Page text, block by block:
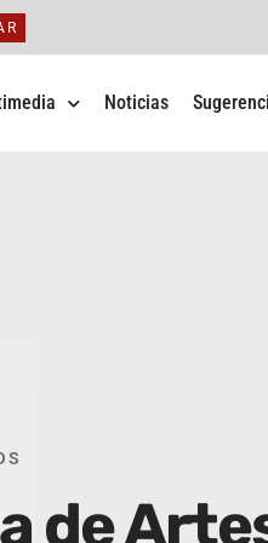
Noticias
de